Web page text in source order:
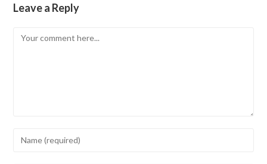
Leave a Reply
Comment
Enter